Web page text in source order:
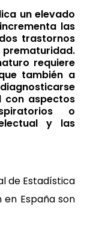
un elevado
las
trastornos
requiere
también a
con aspectos
o
y las
de Estadística
en España son